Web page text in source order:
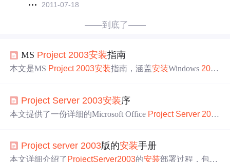
2011-07-18
——到底了——
MS Project 2003安装指南
本文是MS Project 2003安装指南，涵盖安装Windows 2003
介绍了Project Server的安装及401.2错误的解决方法。
Project Server 2003安装序
本文提供了一份详细的Microsoft Office Project Server 200
Project server 2003版的安装手册
本文详细介绍了 ProjectServer2003的安装部署过程，包括